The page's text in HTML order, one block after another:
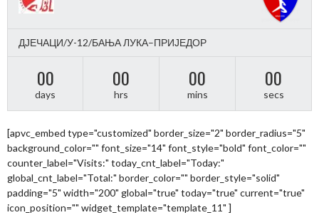
ДЈЕЧАЦИ/У-12/БАЊА ЛУКА–ПРИЈЕДОР
00
days
00
hrs
00
mins
00
secs
[apvc_embed type="customized" border_size="2" border_radius="5"
background_color="" font_size="14" font_style="bold" font_color=""
counter_label="Visits:" today_cnt_label="Today:"
global_cnt_label="Total:" border_color="" border_style="solid"
padding="5" width="200" global="true" today="true" current="true"
icon_position="" widget_template="template_11" ]